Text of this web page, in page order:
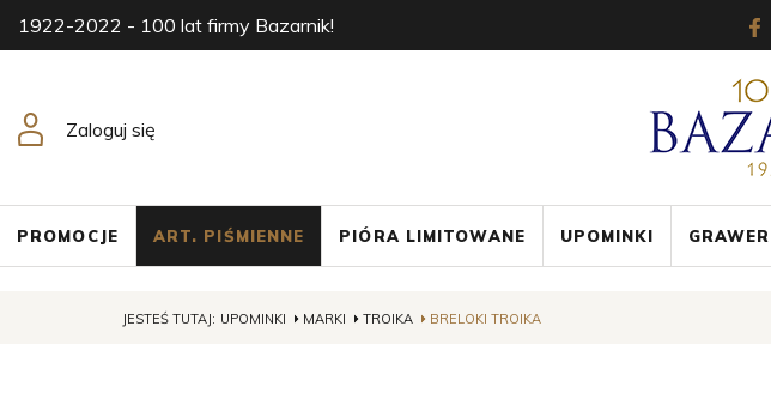
1922-2022 - 100 lat firmy Bazarnik!
Zaloguj się
PROMOCJE ART. PIŚMIENNE PIÓRA LIMITOWANE UPOMINKI GRAWER
JESTEŚ TUTAJ: UPOMINKI MARKI TROIKA BRELOKI TROIKA